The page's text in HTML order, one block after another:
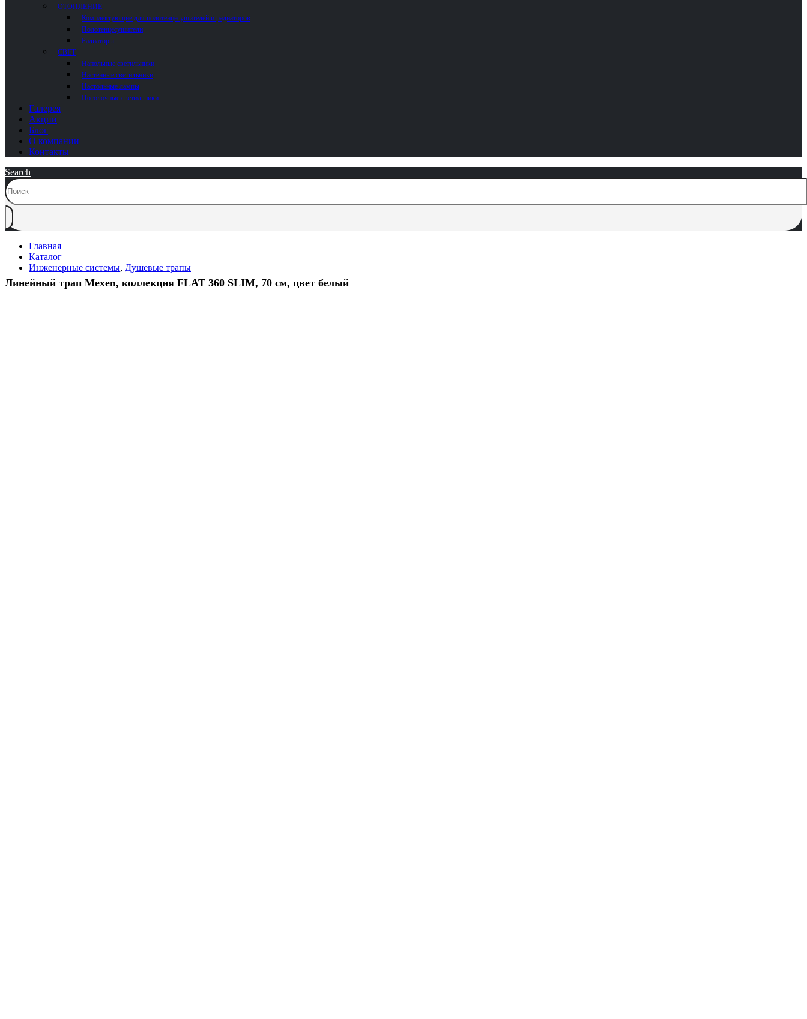
ОТОПЛЕНИЕ
Комплектующие для полотенцесушителей и радиаторов
Полотенцесушители
Радиаторы
СВЕТ
Напольные светильники
Настенные светильники
Настольные лампы
Потолочные светильники
Галерея
Акции
Блог
О компании
Контакты
Search
Главная
Каталог
Инженерные системы, Душевые трапы
Линейный трап Mexen, коллекция FLAT 360 SLIM, 70 см, цвет белый